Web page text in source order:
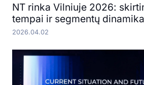
NT rinka Vilniuje 2026:
tempai ir segmentų dinamika
2026.04.02